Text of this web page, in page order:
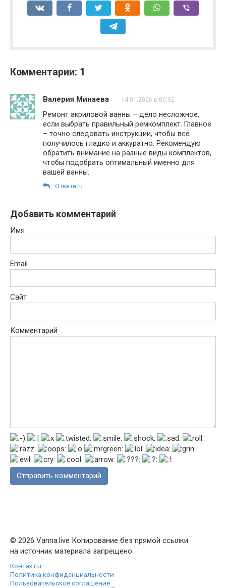
Комментарии: 1
Валерия Минаева 14.01.2026 в 00:32
Ремонт акриловой ванны – дело несложное,
если выбрать правильный ремкомплект. Главное
– точно следовать инструкции, чтобы всё
получилось гладко и аккуратно. Рекомендую
обратить внимание на разные виды комплектов,
чтобы подобрать оптимальный именно для
вашей ванны.
Ответить
Добавить комментарий
Имя
Email
Сайт
Комментарий
© 2026 Vanna.live Копирование без прямой ссылки
на источник материала запрещено
Контакты
Политика конфиденциальности
Пользовательское соглашение